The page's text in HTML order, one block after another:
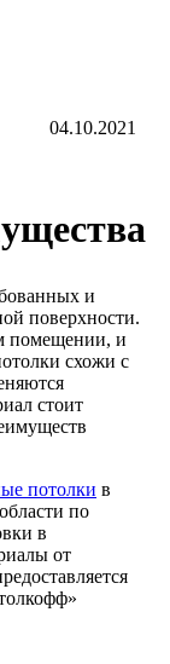
04.10.2021
и
поверхности.
помещении, и
схожи с
стоит
потолки в
по
в
от